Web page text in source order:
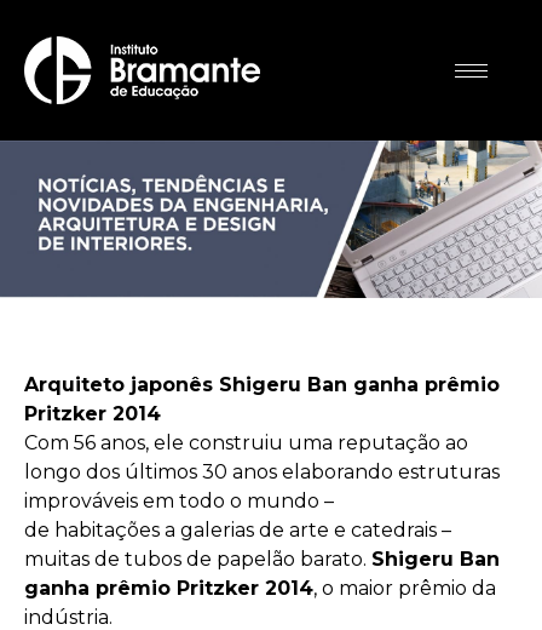
Arquiteto japonês Shigeru Ban ganha prêmio
Pritzker 2014
Com 56 anos, ele construiu uma reputação ao
longo dos últimos 30 anos elaborando estruturas
improváveis ​​em todo o mundo –
de habitações a galerias de arte e catedrais –
muitas de tubos de papelão barato. Shigeru Ban
ganha prêmio Pritzker 2014, o maior prêmio da
indústria.